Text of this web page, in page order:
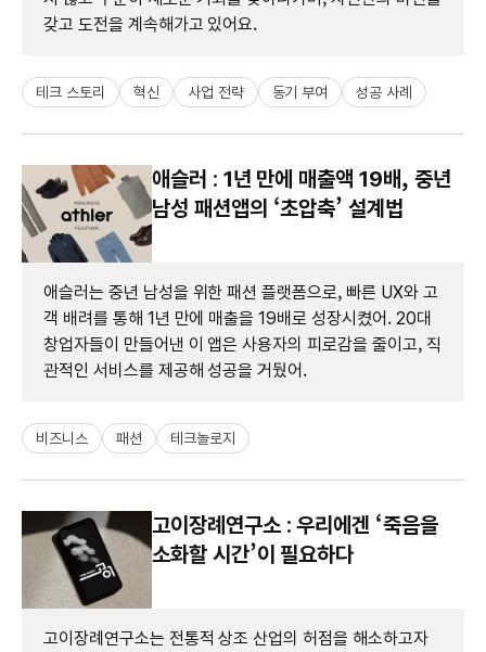
갖고 도전을 계속해가고 있어요.
테크 스토리 혁신 사업 전략 동기 부여 성공 사례
애슬러 : 1년 만에 매출액 19배, 중년
남성 패션앱의 ‘초압축’ 설계법
애슬러는 중년 남성을 위한 패션 플랫폼으로, 빠른 UX와 고
객 배려를 통해 1년 만에 매출을 19배로 성장시켰어. 20대
창업자들이 만들어낸 이 앱은 사용자의 피로감을 줄이고, 직
관적인 서비스를 제공해 성공을 거뒀어.
비즈니스 패션 테크놀로지
고이장례연구소 : 우리에겐 ‘죽음을
소화할 시간’이 필요하다
고이장례연구소는 전통적 상조 산업의 허점을 해소하고자